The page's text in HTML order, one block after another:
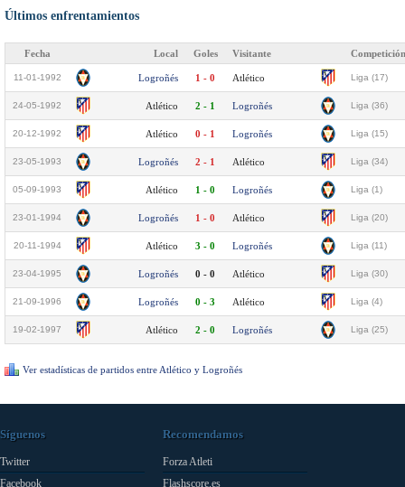
Últimos enfrentamientos
Fecha Local Goles Visitante Competición
11-01-1992 Logroñés 1 - 0 Atlético Liga (17)
24-05-1992 Atlético 2 - 1 Logroñés Liga (36)
20-12-1992 Atlético 0 - 1 Logroñés Liga (15)
23-05-1993 Logroñés 2 - 1 Atlético Liga (34)
05-09-1993 Atlético 1 - 0 Logroñés Liga (1)
23-01-1994 Logroñés 1 - 0 Atlético Liga (20)
20-11-1994 Atlético 3 - 0 Logroñés Liga (11)
23-04-1995 Logroñés 0 - 0 Atlético Liga (30)
21-09-1996 Logroñés 0 - 3 Atlético Liga (4)
19-02-1997 Atlético 2 - 0 Logroñés Liga (25)
Ver estadísticas de partidos entre Atlético y Logroñés
Síguenos
Twitter
Facebook
Recomendamos
Forza Atleti
Flashscore.es